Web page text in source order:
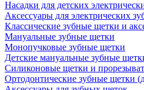
Насадки для детских
Аксессуары для электрических
Классические зубные щетки и
Мануальные зубные щетки
Монопучковые зубные щетки
Детские мануальные зубные
Силиконовые щетки и
Ортодонтические зубные щетки